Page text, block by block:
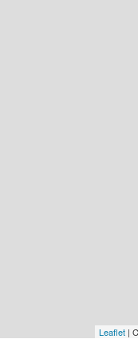
Leaflet |